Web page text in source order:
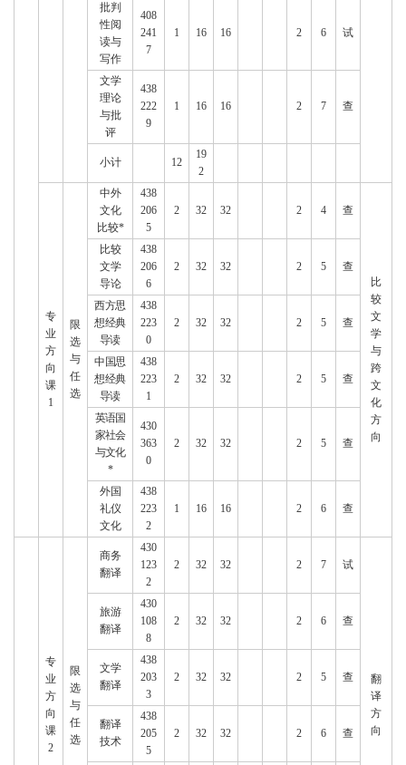
批判
性阅
读与
写作
408
241
7
1 16 16 2 6 试
文学
理论
与批
评
438
222
9
1 16 16 2 7 查
小计 12
19
2
专
业
方
向
课
1
限
选
与
任
选
中外
文化
比较*
438
206
5
2 32 32 2 4 查
比
较
文
学
与
跨
文
化
方
向
比较
文学
导论
438
206
6
2 32 32 2 5 查
西方思
想经典
导读
438
223
0
2 32 32 2 5 查
中国思
想经典
导读
438
223
1
2 32 32 2 5 查
英语国
家社会
与文化
*
430
363
0
2 32 32 2 5 查
外国
礼仪
文化
438
223
2
1 16 16 2 6 查
专
业
方
向
课
2
限
选
与
任
选
商务
翻译
430
123
2
2 32 32 2 7 试
翻
译
方
向
旅游
翻译
430
108
8
2 32 32 2 6 查
文学
翻译
438
203
3
2 32 32 2 5 查
翻译
技术
438
205
5
2 32 32 2 6 查